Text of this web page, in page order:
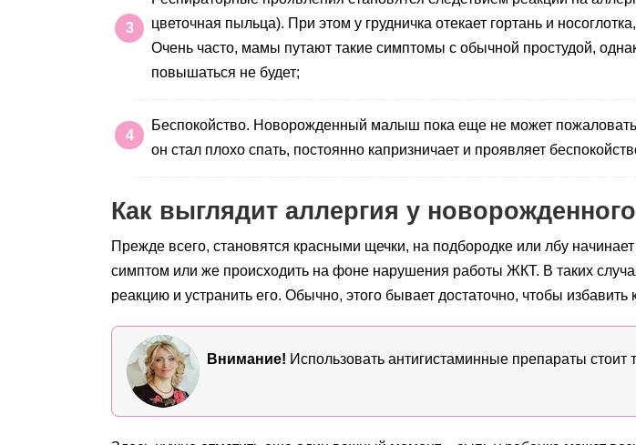
цветочная пыльца). При этом у грудничка отекает гортань и
Очень часто, мамы путают такие симптомы с обычной простудой,
повышаться не будет;
Беспокойство. Новорожденный малыш пока еще не может
он стал плохо спать, постоянно капризничает и проявляет
Как выглядит аллергия у
Прежде всего, становятся красными щечки, на подбородке или лбу
симптом или же происходить на фоне нарушения работы ЖКТ. В таких
реакцию и устранить его. Обычно, этого бывает достаточно, чтобы
Внимание! Использовать антигистаминные препараты